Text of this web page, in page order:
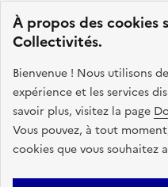
À propos des cookies
Collectivités.
Bienvenue ! Nous utilisons
expérience et les services
savoir plus, visitez la page
Vous pouvez, à tout
cookies que vous souhaitez
Cohésion des Territoires
.
est disponible en licence
avec le système de design de
legifrance.gouv.fr
service-public.gouv.fr
Plan du site Accessibilite : non